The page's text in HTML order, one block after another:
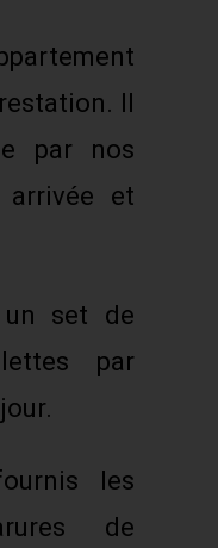
Il
par nos
et
un set de
par
les
de